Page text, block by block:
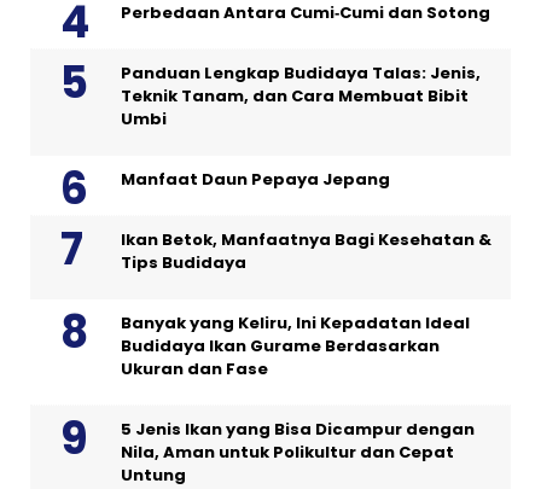
Perbedaan Antara Cumi‑Cumi dan Sotong
Panduan Lengkap Budidaya Talas: Jenis,
Teknik Tanam, dan Cara Membuat Bibit
Umbi
Manfaat Daun Pepaya Jepang
Ikan Betok, Manfaatnya Bagi Kesehatan &
Tips Budidaya
Banyak yang Keliru, Ini Kepadatan Ideal
Budidaya Ikan Gurame Berdasarkan
Ukuran dan Fase
5 Jenis Ikan yang Bisa Dicampur dengan
Nila, Aman untuk Polikultur dan Cepat
Untung